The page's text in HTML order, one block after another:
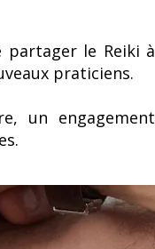
partager le Reiki à
praticiens.
un engagement